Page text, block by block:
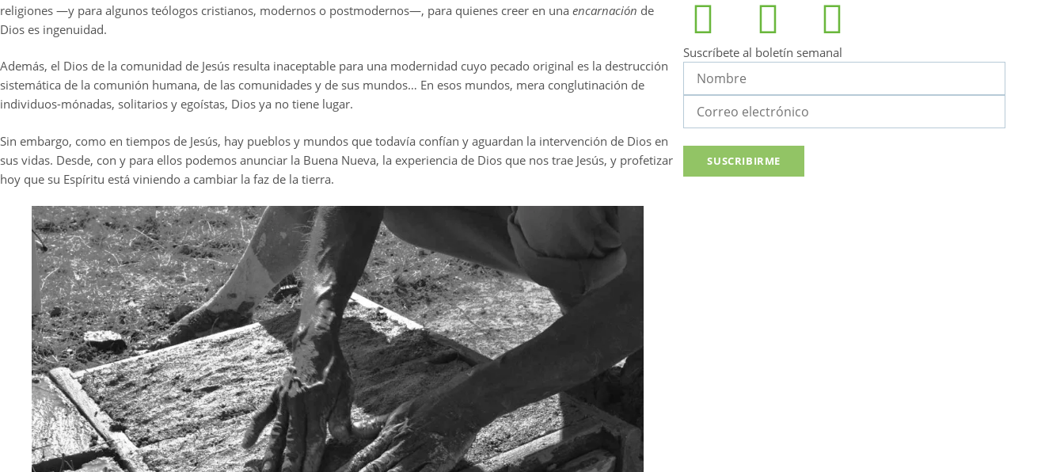
religiones —y para algunos teólogos cristianos, modernos o postmodernos—, para quienes creer en una encarnación de
Dios es ingenuidad.
Además, el Dios de la comunidad de Jesús resulta inaceptable para una modernidad cuyo pecado original es la destrucción
sistemática de la comunión humana, de las comunidades y de sus mundos… En esos mundos, mera conglutinación de
individuos-mónadas, solitarios y egoístas, Dios ya no tiene lugar.
Sin embargo, como en tiempos de Jesús, hay pueblos y mundos que todavía confían y aguardan la intervención de Dios en
sus vidas. Desde, con y para ellos podemos anunciar la Buena Nueva, la experiencia de Dios que nos trae Jesús, y profetizar
hoy que su Espíritu está viniendo a cambiar la faz de la tierra.
Suscríbete al boletín semanal